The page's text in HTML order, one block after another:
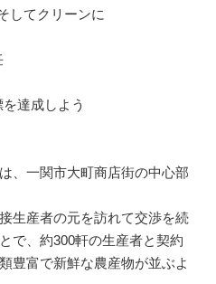
してクリーンに
達成しよう
、一関市大町商店街の中心部
生産者の元を訪れて交渉を続
で、約300軒の生産者と契約
豊富で新鮮な農産物が並ぶよ